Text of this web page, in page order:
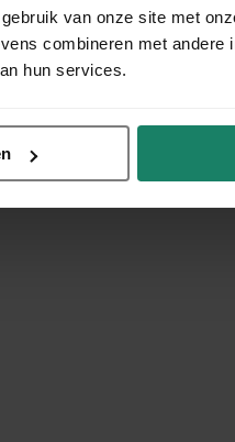
van onze site met
combineren met andere
hun services.